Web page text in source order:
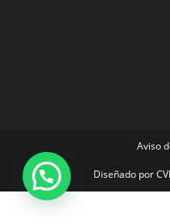
Aviso
Diseñado por